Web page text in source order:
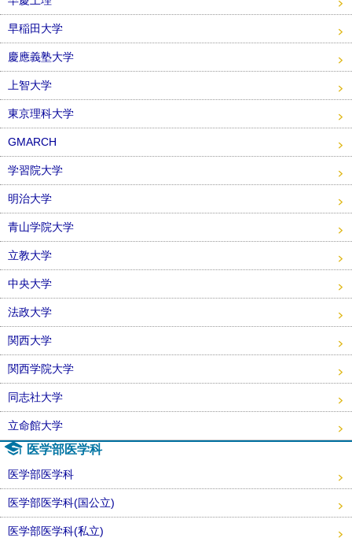
早稲田大学
慶應義塾大学
上智大学
東京理科大学
GMARCH
学習院大学
明治大学
青山学院大学
立教大学
中央大学
法政大学
関西大学
関西学院大学
同志社大学
立命館大学
医学部医学科
医学部医学科
医学部医学科(国公立)
医学部医学科(私立)